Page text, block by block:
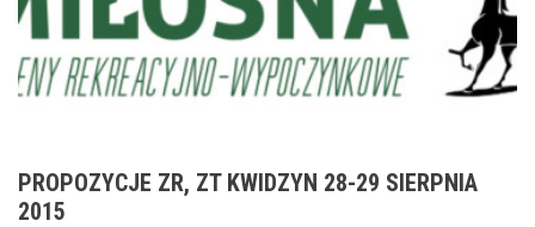
PROPOZYCJE ZR, ZT KWIDZYN 28-29 SIERPNIA
2015